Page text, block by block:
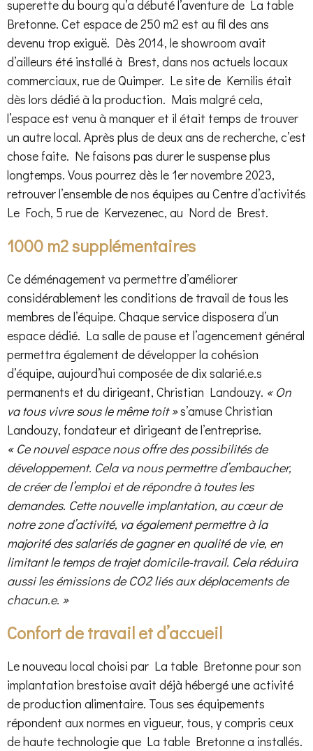
superette du bourg qu’a débuté l’aventure de La table
Bretonne. Cet espace de 250 m2 est au fil des ans
devenu trop exiguë. Dès 2014, le showroom avait
d’ailleurs été installé à Brest, dans nos actuels locaux
commerciaux, rue de Quimper. Le site de Kernilis était
dès lors dédié à la production. Mais malgré cela,
l’espace est venu à manquer et il était temps de trouver
un autre local. Après plus de deux ans de recherche, c’est
chose faite. Ne faisons pas durer le suspense plus
longtemps. Vous pourrez dès le 1er novembre 2023,
retrouver l’ensemble de nos équipes au Centre d’activités
Le Foch, 5 rue de Kervezenec, au Nord de Brest.
1000 m2 supplémentaires
Ce déménagement va permettre d’améliorer
considérablement les conditions de travail de tous les
membres de l’équipe. Chaque service disposera d’un
espace dédié. La salle de pause et l’agencement général
permettra également de développer la cohésion
d’équipe, aujourd’hui composée de dix salarié.e.s
permanents et du dirigeant, Christian Landouzy. « On
va tous vivre sous le même toit »s’amuse Christian
Landouzy, fondateur et dirigeant de l’entreprise.
« Ce nouvel espace nous offre des possibilités de
développement. Cela va nous permettre d’embaucher,
de créer de l’emploi et de répondre à toutes les
demandes. Cette nouvelle implantation, au cœur de
notre zone d’activité, va également permettre à la
majorité des salariés de gagner en qualité de vie, en
limitant le temps de trajet domicile-travail. Cela réduira
aussi les émissions de CO2 liés aux déplacements de
chacun.e. »
Confort de travail et d’accueil
Le nouveau local choisi par La table Bretonne pour son
implantation brestoise avait déjà hébergé une activité
de production alimentaire. Tous ses équipements
répondent aux normes en vigueur, tous, y compris ceux
de haute technologie que La table Bretonne a installés.